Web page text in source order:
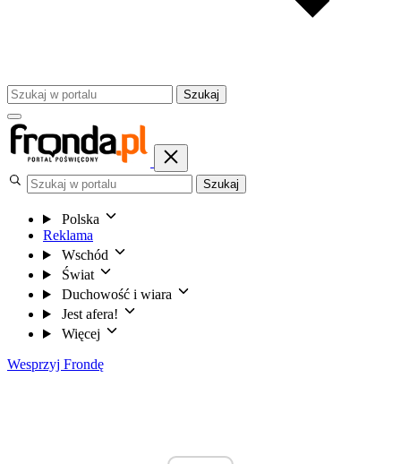
Szukaj
Szukaj
Polska
Reklama
Wschód
Świat
Duchowość i wiara
Jest afera!
Więcej
Wesprzyj Frondę